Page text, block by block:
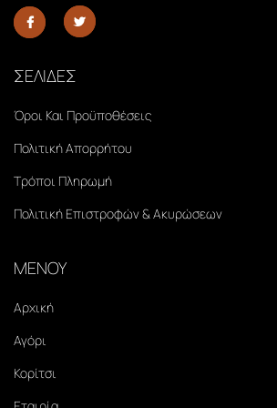
ΣΕΛΙΔΕΣ
Όροι Και Προϋποθέσεις
Πολιτική Απορρήτου
Τρόποι Πληρωμή
Πολιτική Επιστροφών & Ακυρώσεων
ΜΕΝΟΥ
Αρχική
Αγόρι
Κορίτσι